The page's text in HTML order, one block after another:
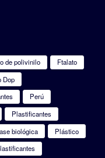
de polivinilo
Ftalato
Dop
Perú
Plastificantes
biológica
Plástico